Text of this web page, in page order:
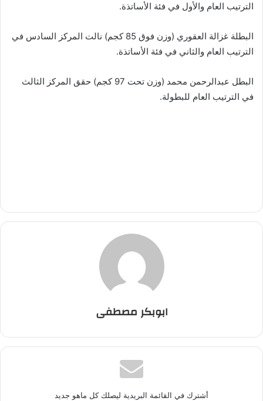
الترتيب العام والأول في فئة الأساتذة.
البطلة غزالة العقوري (وزن فوق 85 كجم) نالت المركز السادس في
الترتيب العام والثاني في فئة الأساتذة.
البطل عبدالرحمن محمد (وزن تحت 97 كجم) حقق المركز الثالث
في الترتيب العام للبطولة.
ابوبكر مصطفى
أشترك في القائمة البريدية ليصلك كل ماهو جديد